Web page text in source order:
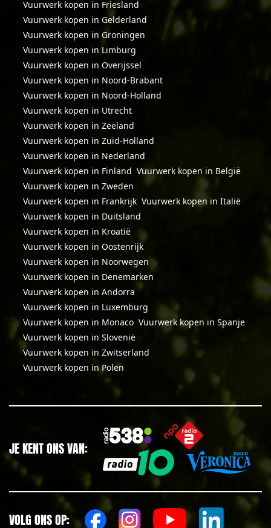
Vuurwerk kopen in Friesland
Vuurwerk kopen in Gelderland
Vuurwerk kopen in Groningen
Vuurwerk kopen in Limburg
Vuurwerk kopen in Overijssel
Vuurwerk kopen in Noord-Brabant
Vuurwerk kopen in Noord-Holland
Vuurwerk kopen in Utrecht
Vuurwerk kopen in Zeeland
Vuurwerk kopen in Zuid-Holland
Vuurwerk kopen in Nederland
Vuurwerk kopen in Finland Vuurwerk kopen in België
Vuurwerk kopen in Zweden
Vuurwerk kopen in Frankrijk Vuurwerk kopen in Italië
Vuurwerk kopen in Duitsland
Vuurwerk kopen in Kroatië
Vuurwerk kopen in Oostenrijk
Vuurwerk kopen in Noorwegen
Vuurwerk kopen in Denemarken
Vuurwerk kopen in Andorra
Vuurwerk kopen in Luxemburg
Vuurwerk kopen in Monaco Vuurwerk kopen in Spanje
Vuurwerk kopen in Slovenië
Vuurwerk kopen in Zwitserland
Vuurwerk kopen in Polen
JE KENT ONS VAN:
VOLG ONS OP: